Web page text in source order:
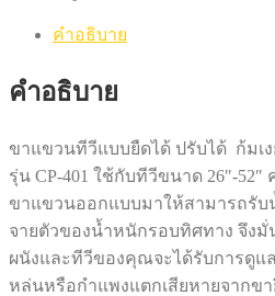
คำอธิบาย
คำอธิบาย
ขาแขวนทีวีแบบยืดได้ ปรับได้ ก้มเ
รุ่น CP-401 ใช้กับทีวีขนาด 26″-
ขาแขวนออกแบบมาให้สามารถรับ
จายตัวของน้ำหนักรอบทิศทาง จึงมั่
ผนังและทีวีของคุณจะได้รับการดูแ
หล่นหรือกำแพงแตกเสียหายจากข